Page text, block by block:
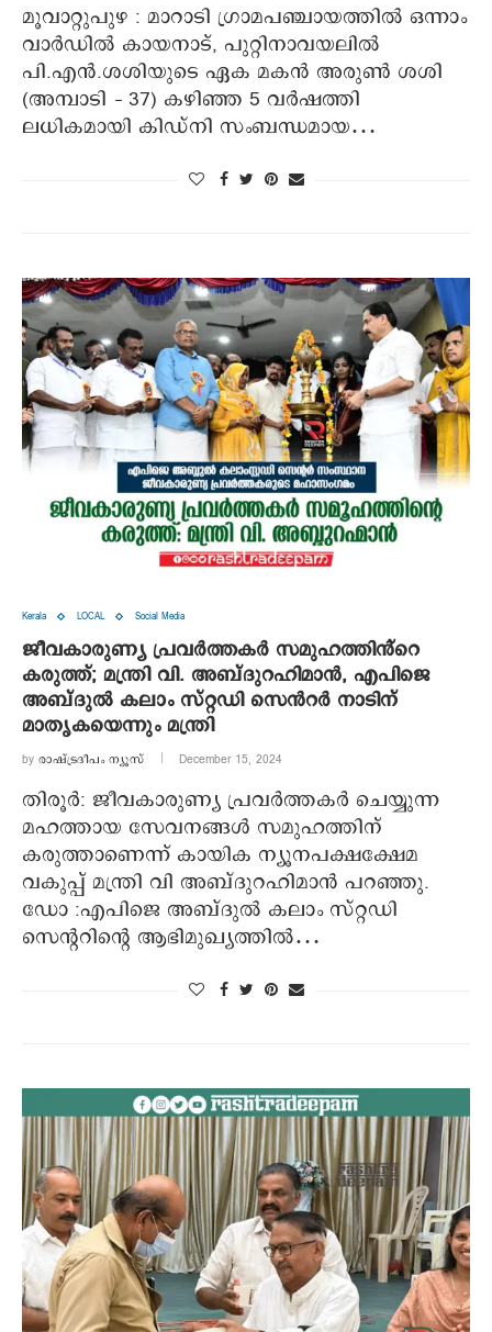
മൂവാറ്റുപുഴ : മാറാടി ഗ്രാമപഞ്ചായത്തിൽ ഒന്നാം
വാർഡിൽ കായനാട്, പുറ്റിനാവയലിൽ
പി.എൻ.ശശിയുടെ ഏക മകൻ അരുൺ ശശി
(അമ്പാടി – 37) കഴിഞ്ഞ 5 വർഷത്തി
ലധികമായി കിഡ്‌നി സംബന്ധമായ…
Kerala LOCAL Social Media
ജീവകാരുണ്യ പ്രവർത്തകർ സമുഹത്തിൻ്റെ
കരുത്ത്; മന്ത്രി വി. അബ്ദുറഹിമാൻ, എപിജെ
അബ്ദുൽ കലാം സ്റ്റഡി സെൻറർ നാടിന്
മാതൃകയെന്നും മന്ത്രി
by രാഷ്ട്രദീപം ന്യൂസ്‌ December 15, 2024
തിരൂർ: ജീവകാരുണ്യ പ്രവർത്തകർ ചെയ്യുന്ന
മഹത്തായ സേവനങ്ങൾ സമുഹത്തിന്
കരുത്താണെന്ന് കായിക ന്യൂനപക്ഷക്ഷേമ
വകുപ്പ് മന്ത്രി വി അബ്ദുറഹിമാൻ പറഞ്ഞു.
ഡോ :എപിജെ അബ്ദുൽ കലാം സ്റ്റഡി
സെന്ററിന്റെ ആഭിമുഖ്യത്തിൽ…